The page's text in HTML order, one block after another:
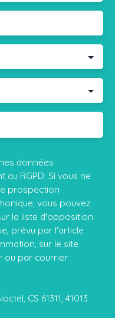
données
RGPD. Si vous ne
prospection
vous pouvez
la liste d'opposition
prévu par l'article
sur le site
ou par courrier
CS 61311, 41013